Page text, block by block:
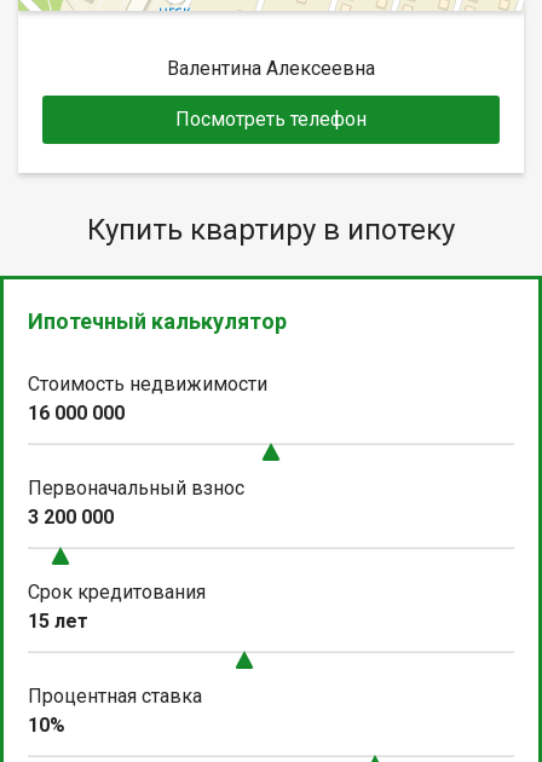
Валентина Алексеевна
Посмотреть телефон
Купить квартиру в ипотеку
Ипотечный калькулятор
Стоимость недвижимости
16 000 000
Первоначальный взнос
3 200 000
Срок кредитования
15 лет
Процентная ставка
10%